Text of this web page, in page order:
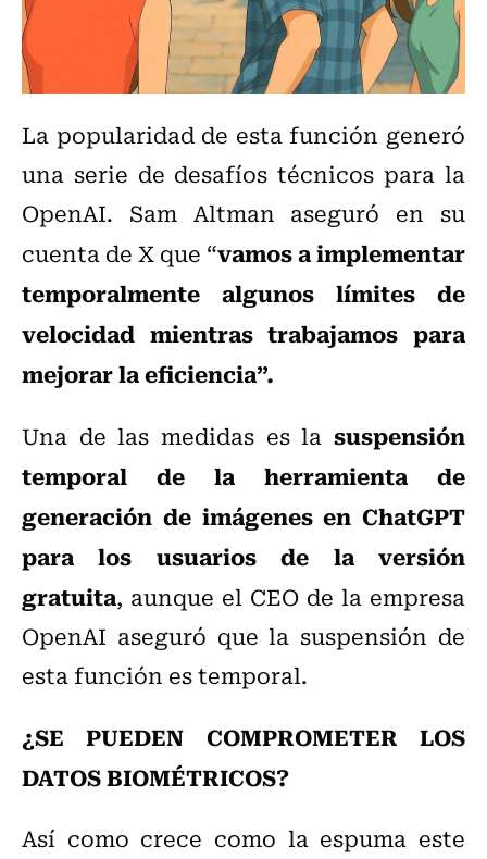
La popularidad de esta función generó
una serie de desafíos técnicos para la
OpenAI. Sam Altman aseguró en su
cuenta de X que “vamos a implementar
temporalmente algunos límites de
velocidad mientras trabajamos para
mejorar la eficiencia”.
Una de las medidas es la suspensión
temporal de la herramienta de
generación de imágenes en ChatGPT
para los usuarios de la versión
gratuita, aunque el CEO de la empresa
OpenAI aseguró que la suspensión de
esta función es temporal.
¿SE PUEDEN COMPROMETER LOS
DATOS BIOMÉTRICOS?
Así como crece como la espuma este